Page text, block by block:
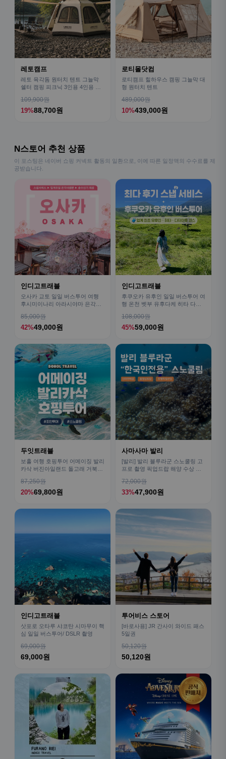
레토캠프
레토 육각돔 원터치 텐트 그늘막
쉘터 캠핑 피크닉 3인용 4인용 패
109,900원
19%88,700원
로티몰닷컴
로티캠프 힐하우스 캠핑 그늘막 대
형 원터치 텐트
489,000원
10%439,000원
N스토어 추천 상품
이 포스팅은 네이버 쇼핑 커넥트 활동의 일환으로, 이에 따른 일정액의 수수료를 제
공받습니다.
인디고트래블
오사카 교토 일일 버스투어 여행
후시미이나리 아라시야마 은각사
85,000원
42%49,000원
인디고트래블
후쿠오카 유후인 일일 버스투어 여
행 온천 벳부 유후다케 히타 다자
108,000원
45%59,000원
두잇트래블
보홀 여행 호핑투어 어메이징 발리
카삭 버진아일랜드 돌고래 거북이
87,250원
20%69,800원
사마사마 발리
[발리] 발리 블루라군 스노쿨링 고
프로 촬영 픽업드랍 해양 수상 액
72,000원
33%47,900원
인디고트래블
삿포로 오타루 샤코탄 시마무이 핵
심 일일 버스투어/ DSLR 촬영
69,000원
69,000원
투어비스 스토어
[바로사용] JR 간사이 와이드 패스
5일권
50,120원
50,120원